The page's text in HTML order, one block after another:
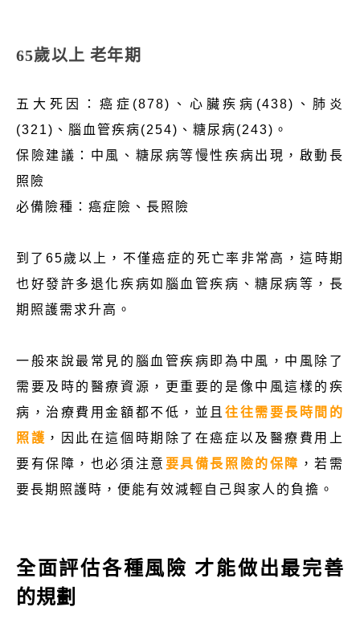
65歲以上 老年期
五大死因：癌症(878)、心臟疾病(438)、肺炎
(321)、腦血管疾病(254)、糖尿病(243)。
保險建議：中風、糖尿病等慢性疾病出現，啟動長
照險
必備險種：癌症險、長照險
到了65歲以上，不僅癌症的死亡率非常高，這時期
也好發許多退化疾病如腦血管疾病、糖尿病等，長
期照護需求升高。
一般來說最常見的腦血管疾病即為中風，中風除了
需要及時的醫療資源，更重要的是像中風這樣的疾
病，治療費用金額都不低，並且 往往需要長時間的
照護 ，因此在這個時期除了在癌症以及醫療費用上
要有保障，也必須注意 要具備長照險的保障 ，若需
要長期照護時，便能有效減輕自己與家人的負擔。
全面評估各種風險 才能做出最完善
的規劃